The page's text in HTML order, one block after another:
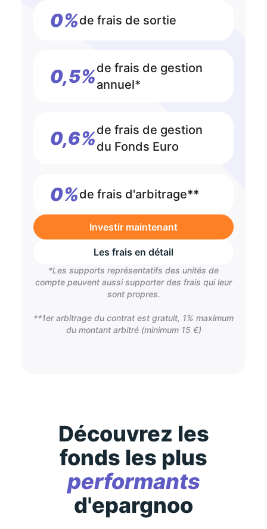
0%de frais de sortie
0,5%de frais de gestion
annuel*
0,6%de frais de gestion
du Fonds Euro
0%de frais d'arbitrage**
Investir maintenant
Les frais en détail
*Les supports représentatifs des unités de
compte peuvent aussi supporter des frais qui leur
sont propres.
**1er arbitrage du contrat est gratuit, 1% maximum
du montant arbitré (minimum 15 €)
Découvrez les
fonds les plus
performants
d'epargnoo